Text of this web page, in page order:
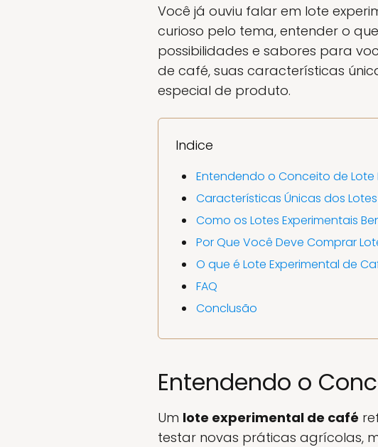
Você já ouviu falar em lote
curioso pelo tema, entender o
possibilidades e sabores para
de café, suas características
especial de produto.
Indice
Entendendo o Conceito de Lote
Características Únicas dos
Como os Lotes Experimentais
Por Que Você Deve Comprar
O que é Lote Experimental de
FAQ
Conclusão
Entendendo o
Um lote experimental de café
testar novas práticas agrícolas,